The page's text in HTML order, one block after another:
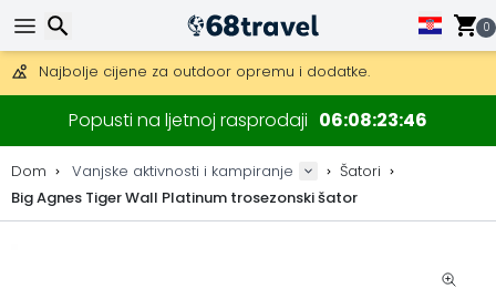
0
Besplatna dostava za narudžbe iznad 149 €.
Mogućnost slanja DHL Expressom (dostava unutar 24 sata)
30 dana za povrat, 90 dana za drvene karte i dekoracije.
Najbolje cijene za outdoor opremu i dodatke.
Popusti na ljetnoj rasprodaji 06 08 23 45
Dom Vanjske aktivnosti i kampiranje
Šatori
Big Agnes Tiger Wall Platinum trosezonski šator
Traži